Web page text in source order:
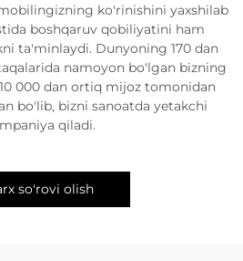
ko'rinishini yaxshilab
boshqaruv qobiliyatini ham
ta'minlaydi. Dunyoning 170 dan
namoyon bo'lgan bizning
000 dan ortiq mijoz tomonidan
bo'lib, bizni sanoatda yetakchi
qiladi.
so'rovi olish